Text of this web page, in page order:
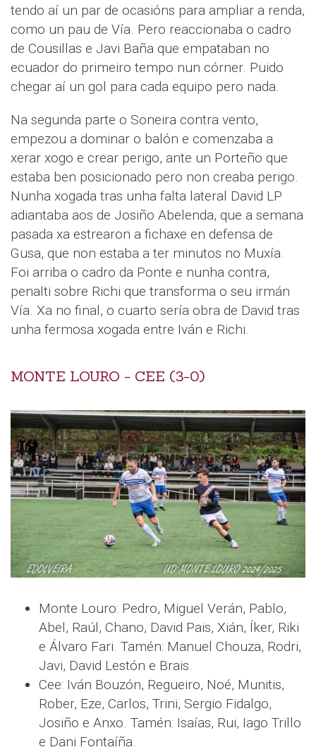
tendo aí un par de ocasións para ampliar a renda,
como un pau de Vía. Pero reaccionaba o cadro
de Cousillas e Javi Baña que empataban no
ecuador do primeiro tempo nun córner. Puido
chegar aí un gol para cada equipo pero nada.
Na segunda parte o Soneira contra vento,
empezou a dominar o balón e comenzaba a
xerar xogo e crear perigo, ante un Porteño que
estaba ben posicionado pero non creaba perigo.
Nunha xogada tras unha falta lateral David LP
adiantaba aos de Josiño Abelenda, que a semana
pasada xa estrearon a fichaxe en defensa de
Gusa, que non estaba a ter minutos no Muxía.
Foi arriba o cadro da Ponte e nunha contra,
penalti sobre Richi que transforma o seu irmán
Vía. Xa no final, o cuarto sería obra de David tras
unha fermosa xogada entre Iván e Richi.
MONTE LOURO - CEE (3-0)
Monte Louro: Pedro, Miguel Verán, Pablo,
Abel, Raúl, Chano, David Pais, Xián, Íker, Riki
e Álvaro Fari. Tamén: Manuel Chouza, Rodri,
Javi, David Lestón e Brais.
Cee: Iván Bouzón, Regueiro, Noé, Munitis,
Rober, Eze, Carlos, Trini, Sergio Fidalgo,
Josiño e Anxo. Tamén: Isaías, Rui, Iago Trillo
e Dani Fontaíña.